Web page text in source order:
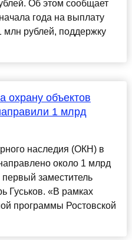
Об этом сообщает
года на выплату
рублей, поддержку
охрану объектов
1 млрд
наследия (ОКН) в
около 1 млрд
заместитель
Гуськов. «В рамках
программы Ростовской